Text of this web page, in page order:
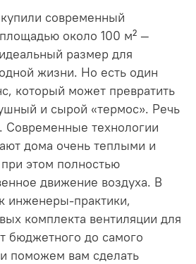
современный
около 100 м² —
размер для
жизни. Но есть один
который может превратить
и сырой «термос». Речь
Современные технологии
дома очень теплыми и
этом полностью
движение воздуха. В
инженеры-практики,
комплекта вентиляции для
бюджетного до самого
поможем вам сделать